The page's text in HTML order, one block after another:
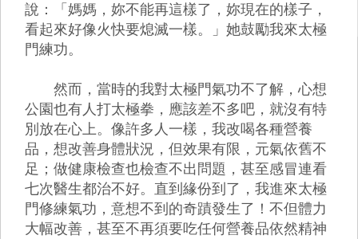
說：「媽媽，妳不能再這樣了，妳現在的樣子，
看起來好像火快要熄滅一樣。」她鼓勵我來太極
門練功。
然而，當時的我對太極門氣功不了解，心想
公園也有人打太極拳，應該差不多吧，就沒有特
別放在心上。像許多人一樣，我改喝各種營養
品，想改善身體狀況，但效果有限，元氣依舊不
足；做健康檢查也檢查不出問題，甚至感冒連看
七次醫生都治不好。直到緣份到了，我進來太極
門修練氣功，意想不到的奇蹟發生了！不但體力
大幅改善，甚至不再須要吃任何營養品依然精神